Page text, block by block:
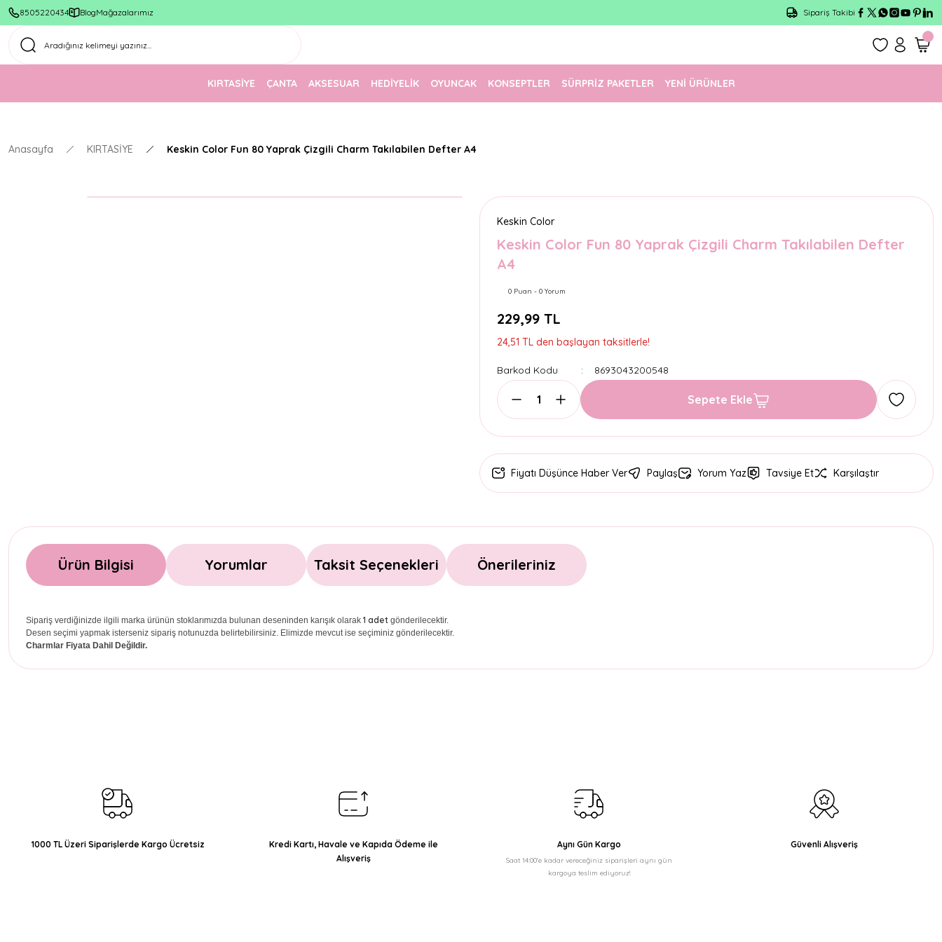
8505220434 BlogMağazalarımız
1500 TL Üzeri Ücretsiz Kargo
Sipariş Takibi
KIRTASİYE ÇANTA AKSESUAR HEDİYELİK OYUNCAK KONSEPTLER SÜRPRİZ PAKETLER YENİ ÜRÜNLER
Anasayfa KIRTASİYE Keskin Color Fun 80 Yaprak Çizgili Charm Takılabilen Defter A4
Keskin Color
Keskin Color Fun 80 Yaprak Çizgili Charm Takılabilen Defter
A4
0 Puan - 0 Yorum
229,99 TL
24,51 TL den başlayan taksitlerle!
Barkod Kodu 8693043200548
Sepete Ekle
Fiyatı Düşünce Haber Ver Paylaş Yorum Yaz Tavsiye Et Karşılaştır
Ürün Bilgisi Yorumlar Taksit Seçenekleri Önerileriniz
Sipariş verdiğinizde ilgili marka ürünün stoklarımızda bulunan deseninden karışık olarak 1 adet gönderilecektir.
Desen seçimi yapmak isterseniz sipariş notunuzda belirtebilirsiniz. Elimizde mevcut ise seçiminiz gönderilecektir.
Charmlar Fiyata Dahil Değildir.
Ürün fiyatı diğer sitelerden daha pahalı.
Bu ürüne benzer farklı alternatifler olmalı.
1000 TL Üzeri Siparişlerde Kargo Ücretsiz
Kredi Kartı, Havale ve Kapıda Ödeme ile
Alışveriş
Aynı Gün Kargo
Saat 14:00'e kadar vereceğiniz siparişleri aynı gün
kargoya teslim ediyoruz!
Güvenli Alışveriş